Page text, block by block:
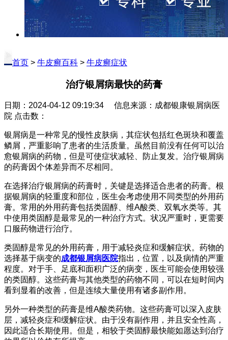
首页 > 牛皮癣百科 > 牛皮癣症状
治疗银屑病最快的药膏
日期：2024-04-12 09:19:34 信息来源：成都银康银屑病医
院 点击数：
银屑病是一种常见的慢性皮肤病，其症状包括红色斑块和覆盖
鳞屑，严重影响了患者的生活质量。虽然目前没有任何可以治
愈银屑病的药物，但是可使症状减轻、防止复发。治疗银屑病
的药膏因个体差异而不尽相同。
在选择治疗银屑病的药膏时，关键是选择适合患者的药膏。根
据银屑病的轻重度和部位，医生会考虑使用不同类型的外用药
膏。常用的外用药膏包括类固醇、维A酸类、双氧水类等。其
中使用类固醇是最常见的一种治疗方式。状况严重时，更需要
口服药物进行治疗。
类固醇是常见的外用药膏，用于减轻炎症和缓解症状。药物的
选择基于病变的成都银屑病医院指出，位置，以及病情的严重
程度。对于手、足底和面积广泛的病变，医生可能会使用较强
的类固醇。这些药膏与其他类型的药物不同，可以在短时间内
看到显着的改善，但是连续大量使用有诸多副作用。
另外一种类型的药膏是维A酸类药物。这些药膏可以深入皮肤
层，减轻炎症和缓解症状。由于没有副作用，并且安全性高，
因此适合长期使用。但是，相较于类固醇最快能如愿达到治疗